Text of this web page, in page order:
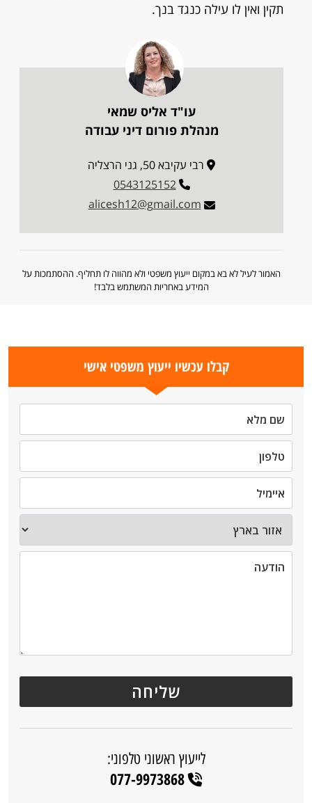
תקין ואין לו עילה כנגד בנך.
עו"ד אליס שמאי
מנהלת פורום דיני עבודה
רבי עקיבא 50, גני הרצליה
0543125152
alicesh12@gmail.com
האמור לעיל לא בא במקום ייעוץ משפטי ולא מהווה לו תחליף. ההסתמכות על
המידע באחריות המשתמש בלבד!
קבלו עכשיו ייעוץ משפטי אישי
לייעוץ ראשוני טלפוני:
077-9973868